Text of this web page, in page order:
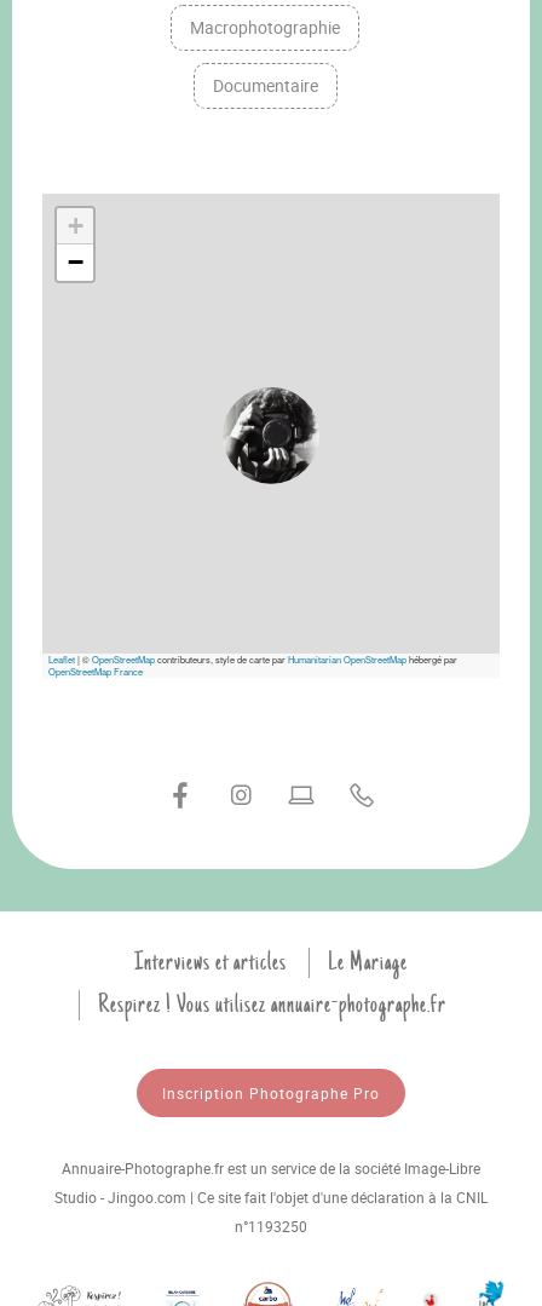
Macrophotographie
Documentaire
+
−
Leaflet|©OpenStreetMapcontributeurs, style de carte parHumanitarian OpenStreetMaphébergé par
OpenStreetMap France
Interviews et articles
Le Mariage
Respirez ! Vous utilisez annuaire-photographe.fr
Inscription Photographe Pro
Annuaire-Photographe.fr est un service de la société Image-Libre
Studio - Jingoo.com | Ce site fait l'objet d'une déclaration à la CNIL
n°1193250